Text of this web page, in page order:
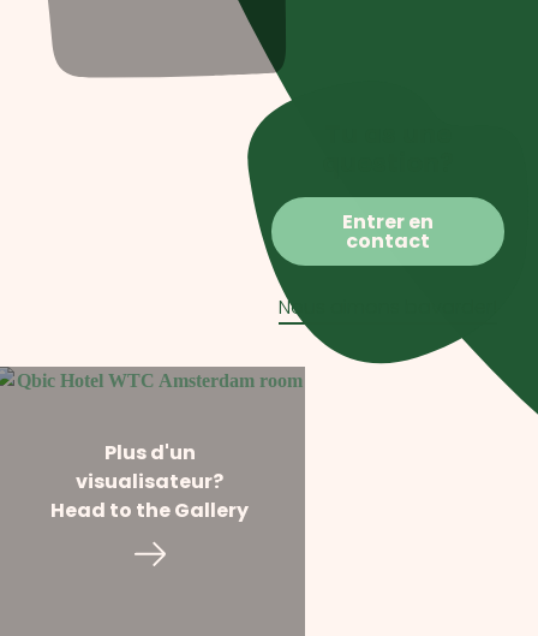
Entrer en
contact
Nous aimons bavarder!
Plus d'un
visualisateur?
Head to the Gallery